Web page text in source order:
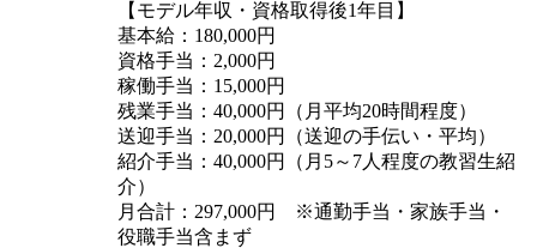
【モデル年収・資格取得後1年目】
基本給：180,000円
資格手当：2,000円
稼働手当：15,000円
残業手当：40,000円（月平均20時間程度）
送迎手当：20,000円（送迎の手伝い・平均）
紹介手当：40,000円（月5～7人程度の教習生紹
介）
月合計：297,000円 ※通勤手当・家族手当・
役職手当含まず